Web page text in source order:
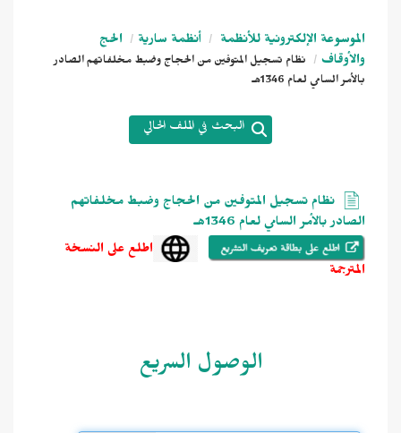
الموسوعة الإلكترونية للأنظمة أنظمة سارية
الحج
والأوقاف
نظام تسجيل المتوفين من الحجاج وضبط مخلفاتهم الصادر
بالأمر السامي لعام 1346هـ
البحث في الملف الحالي
نظام تسجيل المتوفين من الحجاج وضبط مخلفاتهم
الصادر بالأمر السامي لعام 1346هـ
اطلع على النسخة
المترجمة
الوصول السريع